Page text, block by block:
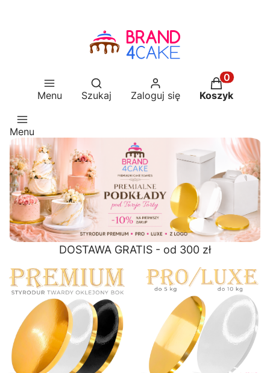
Menu
Otwórz wyszukiwarkę
Szukaj Zaloguj się
Produkty
Koszyk
Menu
DOSTAWA GRATIS - od 300 zł